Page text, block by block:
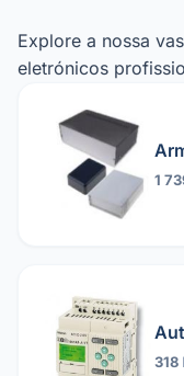
Explore a nossa
eletrónicos
1
318